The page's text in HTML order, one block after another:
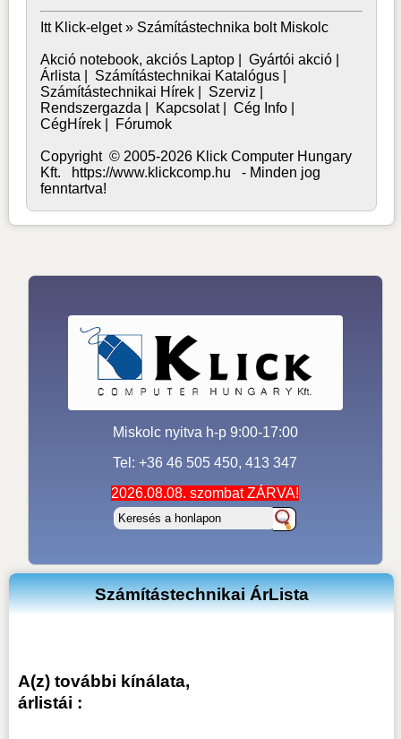
Itt Klick-elget » Számítástechnika bolt Miskolc
Akció notebook, akciós Laptop |Gyártói akció
Árlista
Számítástechnikai Katalógus
Számítástechnikai Hírek
Szerviz
Rendszergazda
Kapcsolat|Cég Info
CégHírek
Fórumok
Copyright © 2005-2026 Klick Computer Hungary
Kft. https://www.klickcomp.hu - Minden jog
fenntartva!
Miskolc nyitva h-p 9:00-17:00
Tel: +36 46 505 450, 413 347
2026.08.08. szombat ZÁRVA!
Számítástechnikai ÁrLista
A(z) további kínálata,
árlistái :